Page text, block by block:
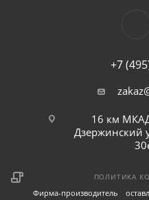
+7
16 км
Дзержинский
ПОЛИТИКА
Фирма-производитель